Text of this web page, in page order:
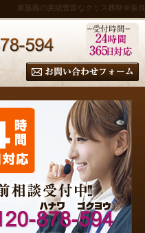
家族葬の実績豊富なクリス葬祭＠奈良